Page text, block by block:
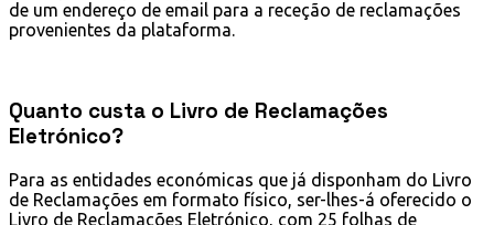
de um endereço de email para a receção de reclamações
provenientes da plataforma.
Quanto custa o Livro de Reclamações
Eletrónico?
Para as entidades económicas que já disponham do Livro
de Reclamações em formato físico, ser-lhes-á oferecido o
Livro de Reclamações Eletrónico, com 25 folhas de